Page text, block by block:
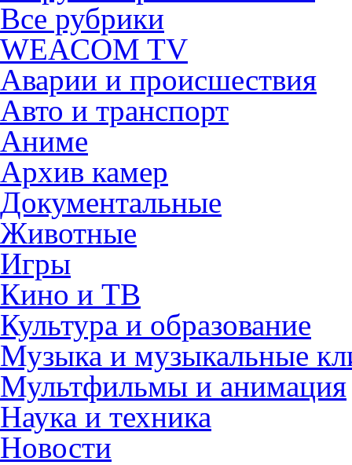
Все рубрики
WEACOM TV
Аварии и происшествия
Авто и транспорт
Аниме
Архив камер
Документальные
Животные
Игры
Кино и ТВ
Культура и образование
Музыка и музыкальные
Мультфильмы и анимация
Наука и техника
Новости